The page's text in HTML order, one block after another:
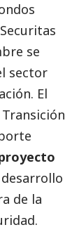
se
sector
El
de la